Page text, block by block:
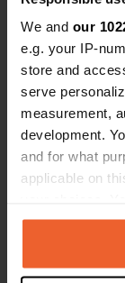
We and our
e.g. your IP-
store and
serve
measurement,
development.
and for what
applicable on
any time from
the Privacy
42° 16'
Code du site
106779
Passer à
pour toutes
Afficher
Site web